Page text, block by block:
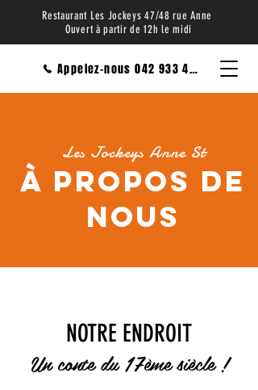
Restaurant Les Jockeys 47/48 rue Anne
Ouvert à partir de 12h le midi
Appelez-nous 042 933 4621
Les Jockeys Anne St
À propos de
nous
NOTRE ENDROIT
Un conte du 17ème siècle !